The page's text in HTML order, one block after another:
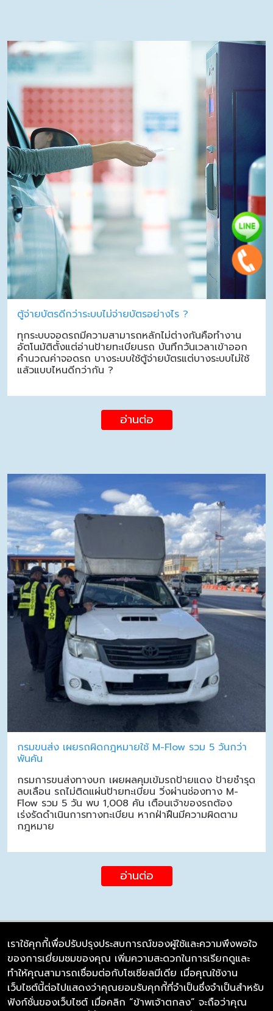
ตู้จ่ายบัตรดีกว่าระบบไม่จ่ายบัตรอย่างไร ?
ทุกระบบจอดรถมีความสามารถหลักไม่ต่างกันคือทำงาน
อัตโนมัติตั้งแต่อ่านป้ายทะเบียนรถ บันทึกวันเวลาเข้าออก
คำนวณค่าจอดรถ บางระบบใช้ตู้จ่ายบัตรแต่บางระบบไม่ใช้
แล้วแบบไหนดีกว่ากัน ?
อ่านต่อ
กรมขนส่ง เผยรถผิดกฎหมายใช้ M-Flow รวม 5 วันกว่า
พันคัน
กรมการขนส่งทางบก เผยผลคุมเข้มรถป้ายแดง ป้ายชำรุด
ลบเลือน รถไม่ติดแผ่นป้ายทะเบียน วิ่งผ่านช่องทาง M-
Flow รวม 5 วัน พบ 1,008 คัน เตือนเจ้าของรถต้อง
เร่งรัดดำเนินการทางทะเบียน หากฝ่าฝืนมีความผิดตาม
กฎหมาย
อ่านต่อ
บริษัท ซิมลิงค์ จำกัด
98/226 Bangrakyai-Baanmai Road,
Bangyai, Nonthaburi 11140
เราใช้คุกกี้เพื่อปรับปรุงประสบการณ์ของผู้ใช้และความพึงพอใจ
ของการเยี่ยมชมของคุณ เพิ่มความสะดวกในการเรียกดูและ
ทำให้คุณสามารถเชื่อมต่อกับโซเชียลมีเดีย เมื่อคุณใช้งาน
เว็บไซต์นี้ต่อไปแสดงว่าคุณยอมรับคุกกี้ที่จำเป็นซึ่งจำเป็นสำหรับ
ฟังก์ชั่นของเว็บไซต์ เมื่อคลิก “ข้าพเจ้าตกลง” จะถือว่าคุณ